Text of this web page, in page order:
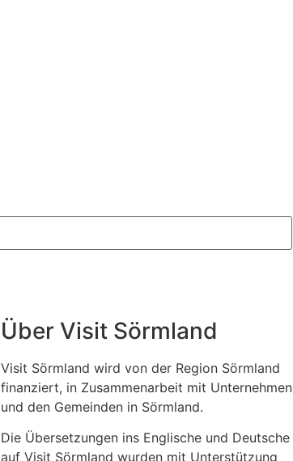
Über Visit Sörmland
Visit Sörmland wird von der Region Sörmland
finanziert, in Zusammenarbeit mit Unternehmen
und den Gemeinden in Sörmland.
Die Übersetzungen ins Englische und Deutsche
auf Visit Sörmland wurden mit Unterstützung